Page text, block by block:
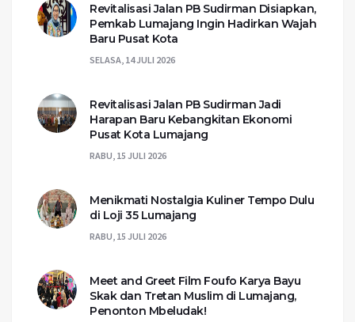
Revitalisasi Jalan PB Sudirman Disiapkan,
Pemkab Lumajang Ingin Hadirkan Wajah
Baru Pusat Kota
SELASA, 14 JULI 2026
Revitalisasi Jalan PB Sudirman Jadi
Harapan Baru Kebangkitan Ekonomi
Pusat Kota Lumajang
RABU, 15 JULI 2026
Menikmati Nostalgia Kuliner Tempo Dulu
di Loji 35 Lumajang
RABU, 15 JULI 2026
Meet and Greet Film Foufo Karya Bayu
Skak dan Tretan Muslim di Lumajang,
Penonton Mbeludak!